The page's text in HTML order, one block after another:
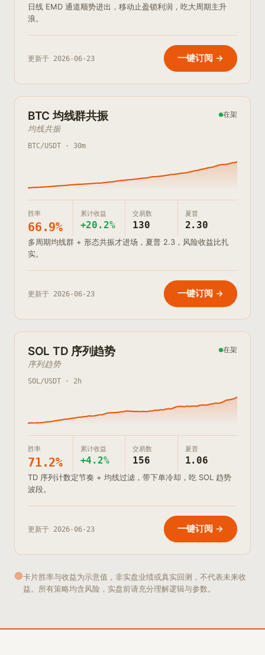
日线 EMD 通道顺势进出，移动止盈锁利润，吃大周期主升
浪。
更新于 2026-06-23 一键订阅 →
BTC 均线群共振
均线共振
在架
BTC/USDT · 30m
胜率
66.9%
累计收益
+20.2%
交易数
130
夏普
2.30
多周期均线群 + 形态共振才进场，夏普 2.3，风险收益比扎
实。
更新于 2026-06-23 一键订阅 →
SOL TD 序列趋势
序列趋势
在架
SOL/USDT · 2h
胜率
71.2%
累计收益
+4.2%
交易数
156
夏普
1.06
TD 序列计数定节奏 + 均线过滤，带下单冷却，吃 SOL 趋势
波段。
更新于 2026-06-23 一键订阅 →
卡片胜率与收益为示意值，非实盘业绩或真实回测，不代表未来收
益。所有策略均含风险，实盘前请充分理解逻辑与参数。